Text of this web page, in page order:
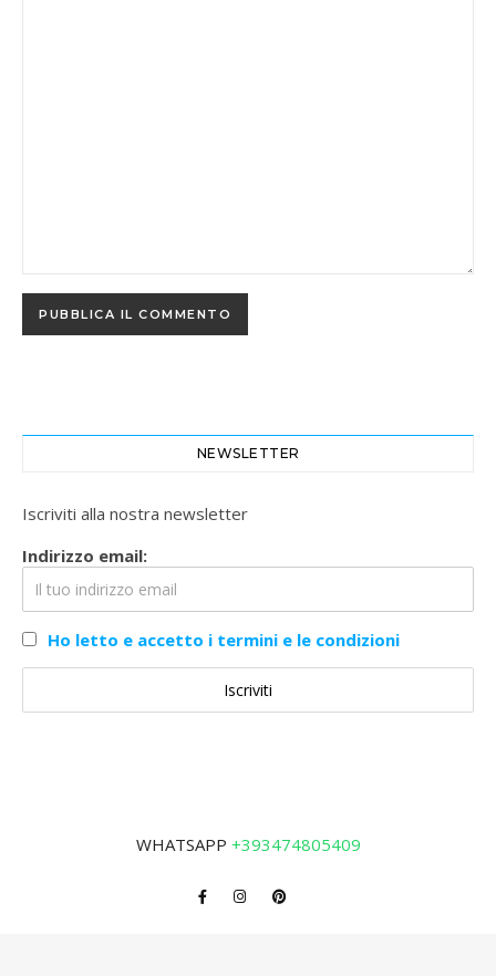
NEWSLETTER
Iscriviti alla nostra newsletter
Indirizzo email:
Ho letto e accetto i termini e le condizioni
WHATSAPP +393474805409